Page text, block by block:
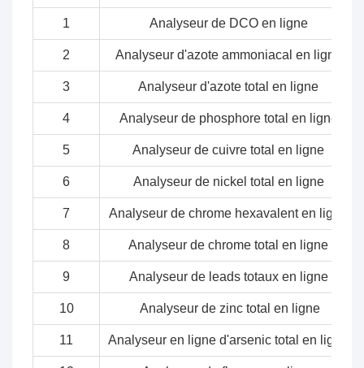
1 Analyseur de DCO en ligne
2 Analyseur d'azote ammoniacal en ligne
3 Analyseur d'azote total en ligne
4 Analyseur de phosphore total en ligne
5 Analyseur de cuivre total en ligne
6 Analyseur de nickel total en ligne
7 Analyseur de chrome hexavalent en ligne
8 Analyseur de chrome total en ligne
9 Analyseur de leads totaux en ligne
10 Analyseur de zinc total en ligne
11 Analyseur en ligne d'arsenic total en ligne